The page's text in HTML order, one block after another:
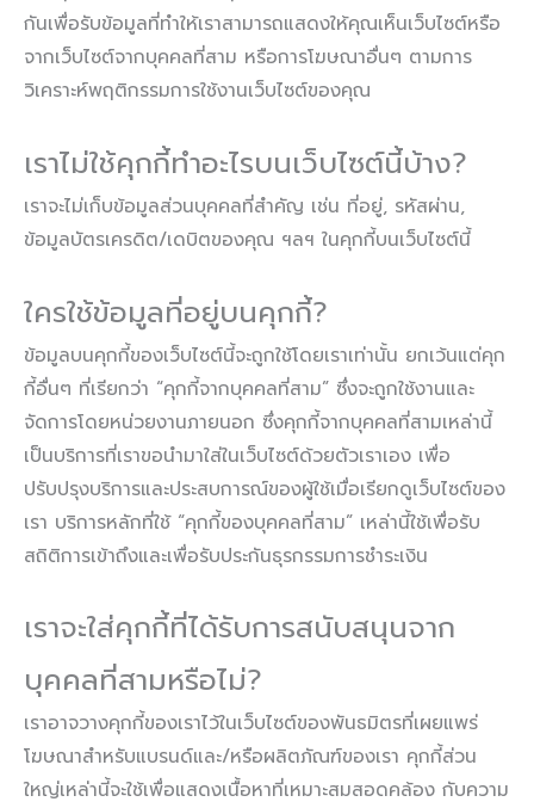
กันเพื่อรับข้อมูลที่ทำให้เราสามารถแสดงให้คุณเห็นเว็บไซต์หรือ
จากเว็บไซต์จากบุคคลที่สาม หรือการโฆษณาอื่นๆ ตามการ
วิเคราะห์พฤติกรรมการใช้งานเว็บไซต์ของคุณ
เราไม่ใช้คุกกี้ทำอะไรบนเว็บไซต์นี้บ้าง?
เราจะไม่เก็บข้อมูลส่วนบุคคลที่สำคัญ เช่น ที่อยู่, รหัสผ่าน,
ข้อมูลบัตรเครดิต/เดบิตของคุณ ฯลฯ ในคุกกี้บนเว็บไซต์นี้
ใครใช้ข้อมูลที่อยู่บนคุกกี้?
ข้อมูลบนคุกกี้ของเว็บไซต์นี้จะถูกใช้โดยเราเท่านั้น ยกเว้นแต่คุก
กี้อื่นๆ ที่เรียกว่า “คุกกี้จากบุคคลที่สาม” ซึ่งจะถูกใช้งานและ
จัดการโดยหน่วยงานภายนอก ซึ่งคุกกี้จากบุคคลที่สามเหล่านี้
เป็นบริการที่เราขอนำมาใส่ในเว็บไซต์ด้วยตัวเราเอง เพื่อ
ปรับปรุงบริการและประสบการณ์ของผู้ใช้เมื่อเรียกดูเว็บไซต์ของ
เรา บริการหลักที่ใช้ “คุกกี้ของบุคคลที่สาม” เหล่านี้ใช้เพื่อรับ
สถิติการเข้าถึงและเพื่อรับประกันธุรกรรมการชำระเงิน
เราจะใส่คุกกี้ที่ได้รับการสนับสนุนจาก
บุคคลที่สามหรือไม่?
เราอาจวางคุกกี้ของเราไว้ในเว็บไซต์ของพันธมิตรที่เผยแพร่
โฆษณาสำหรับแบรนด์และ/หรือผลิตภัณฑ์ของเรา คุกกี้ส่วน
ใหญ่เหล่านี้จะใช้เพื่อแสดงเนื้อหาที่เหมาะสมสอดคล้อง กับความ